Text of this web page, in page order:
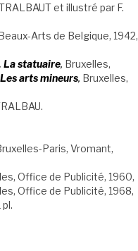
et illustré par F.
Arts de Belgique, 1942,
La statuaire, Bruxelles,
arts mineurs, Bruxelles,
Paris, Vromant,
Office de Publicité, 1960,
Office de Publicité, 1968,